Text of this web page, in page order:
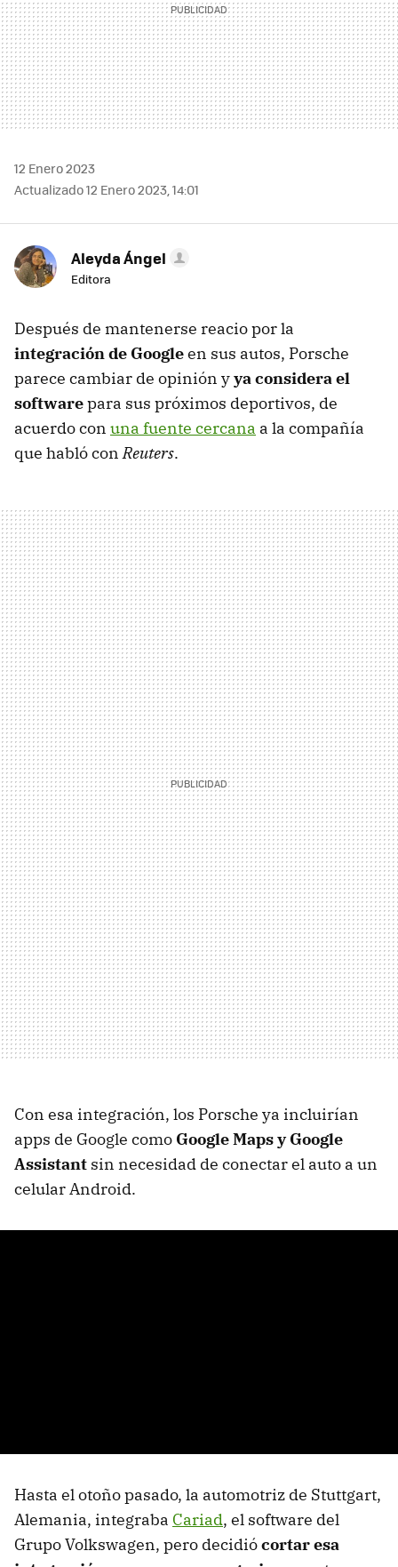
12 Enero 2023
Actualizado 12 Enero 2023, 14:01
Aleyda Ángel
Editora
Después de mantenerse reacio por la
integración de Googleen sus autos, Porsche
parece cambiar de opinión yya considera el
softwarepara sus próximos deportivos, de
acuerdo con una fuente cercana a la compañía
que habló conReuters.
Con esa integración, los Porsche ya incluirían
apps de Google como Google Maps y Google
Assistant sin necesidad de conectar el auto a un
celular Android.
Hasta el otoño pasado, la automotriz de Stuttgart,
Alemania, integraba Cariad, el software del
Grupo Volkswagen, pero decidiócortar esa